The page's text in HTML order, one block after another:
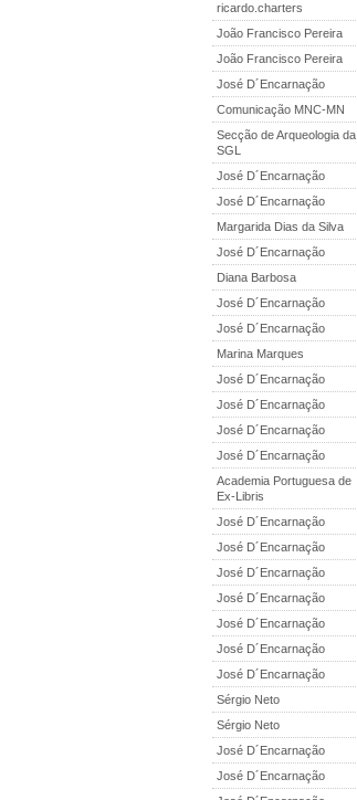
ricardo.charters
João Francisco Pereira
João Francisco Pereira
José D´Encarnação
Comunicação MNC-MN
Secção de Arqueologia da
SGL
José D´Encarnação
José D´Encarnação
Margarida Dias da Silva
José D´Encarnação
Diana Barbosa
José D´Encarnação
José D´Encarnação
Marina Marques
José D´Encarnação
José D´Encarnação
José D´Encarnação
José D´Encarnação
Academia Portuguesa de
Ex-Libris
José D´Encarnação
José D´Encarnação
José D´Encarnação
José D´Encarnação
José D´Encarnação
José D´Encarnação
José D´Encarnação
Sérgio Neto
Sérgio Neto
José D´Encarnação
José D´Encarnação